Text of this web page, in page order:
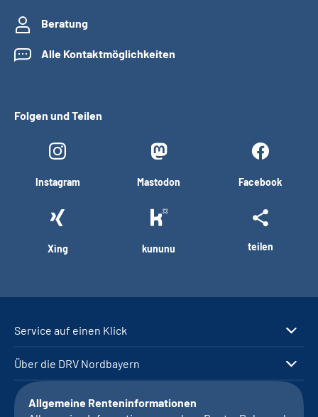
Beratung
Alle Kontaktmöglichkeiten
Folgen und Teilen
Instagram Mastodon Facebook
Xing kununu teilen
Service auf einen Klick
Über die DRV Nordbayern
Allgemeine Renteninformationen